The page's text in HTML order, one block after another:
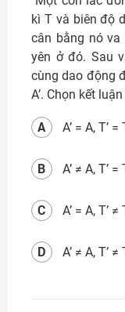
kì T và biên độ
cân bằng nó
yên ở đó. Sau
cùng dao động
A’. Chọn kết
A’ = A, T’ =
A
A’ ≠ A, T’ =
B
A’ = A, T’ ≠
C
A’ ≠ A, T’ ≠
D